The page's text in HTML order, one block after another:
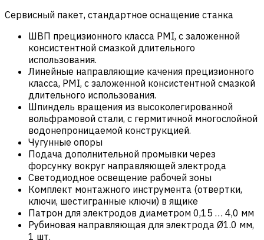
Сервисный пакет, стандартное оснащение станка
ШВП прецизионного класса PMI, с заложенной
консистентной смазкой длительного
использования.
Линейные направляющие качения прецизионного
класса, PMI, с заложенной консистентной смазкой
длительного использования.
Шпиндель вращения из высоколегированной
вольфрамовой стали, с гермитичной многослойной
водонепроницаемой конструкцией.
Чугунные опоры
Подача дополнительной промывки через
форсунку вокруг направляющей электрода
Светодиодное освещение рабочей зоны
Комплект монтажного инструмента (отвертки,
ключи, шестигранные ключи) в ящике
Патрон для электродов диаметром 0,15 … 4,0 мм
Рубиновая направляющая для электрода Ø1.0 мм,
1 шт.